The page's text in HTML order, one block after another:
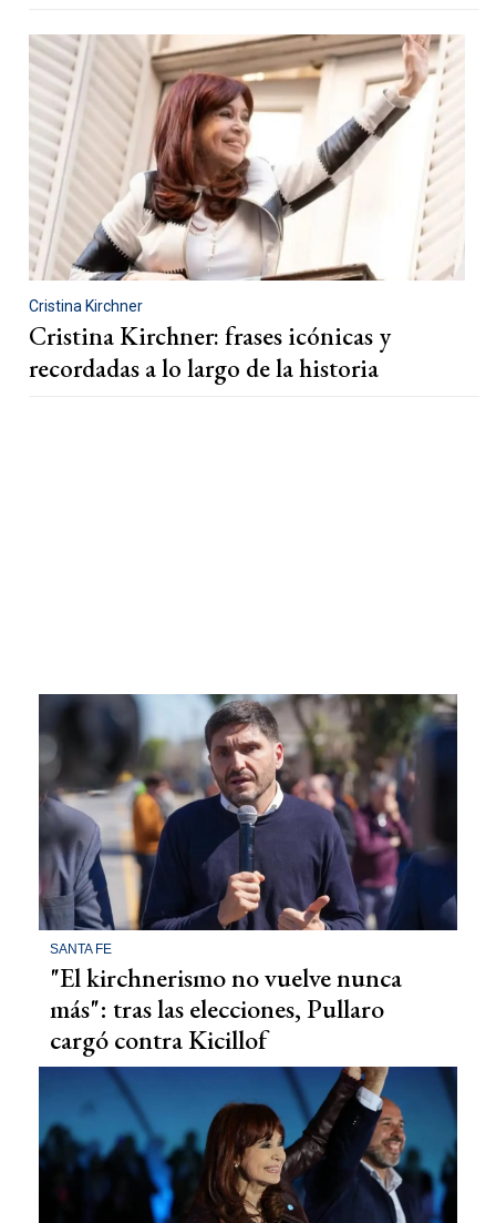
Cristina Kirchner
Cristina Kirchner: frases icónicas y
recordadas a lo largo de la historia
SANTA FE
"El kirchnerismo no vuelve nunca
más": tras las elecciones, Pullaro
cargó contra Kicillof